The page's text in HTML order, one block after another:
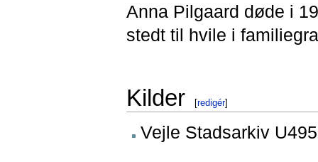
Anna Pilgaard døde i
stedt til hvile i
Kilder [redigér]
Vejle Stadsarkiv